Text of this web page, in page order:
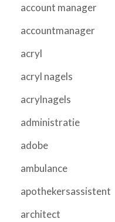
account manager
accountmanager
acryl
acryl nagels
acrylnagels
administratie
adobe
ambulance
apothekersassistent
architect